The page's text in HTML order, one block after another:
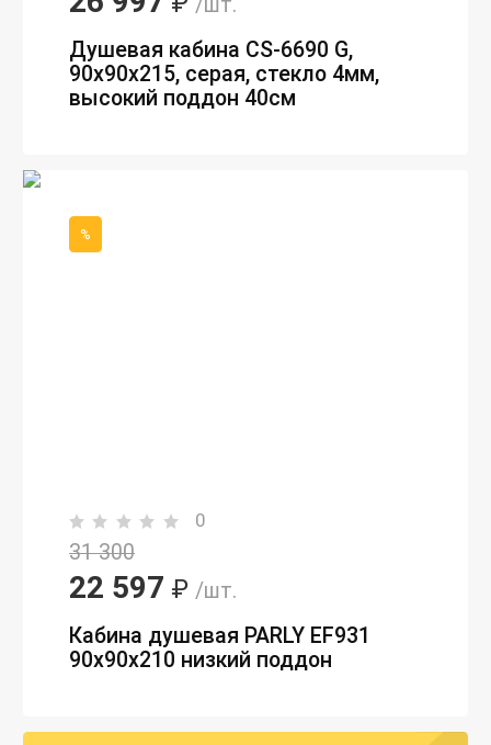
Душевая кабина CS-6690 G,
90х90х215, серая, стекло 4мм,
высокий поддон 40см
%
0
31 300
22 597 ₽ /шт.
Кабина душевая PARLY EF931
90х90х210 низкий поддон